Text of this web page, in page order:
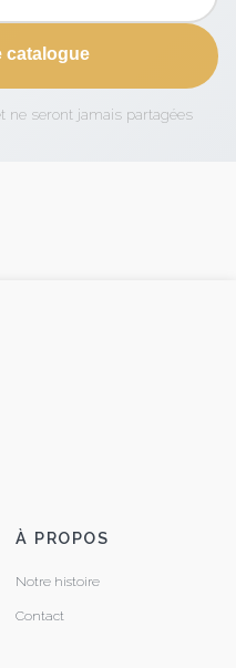
catalogue
ne seront jamais partagées
À PROPOS
Notre histoire
Contact